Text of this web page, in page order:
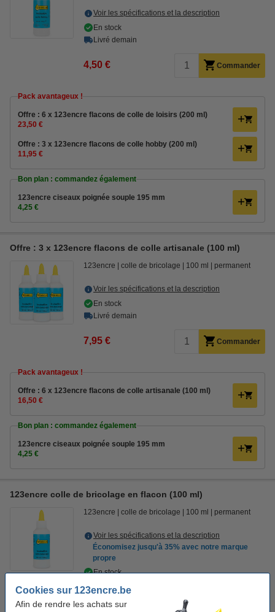
Cookies sur 123encre.be
Afin de rendre les achats sur
Voir les spécifications et la description
En stock
Livré demain
4,50 € Commander
Pack avantageux !
Offre : 6 x 123encre flacons de colle de loisirs (200 ml)
23,50 €
Offre : 3 x 123encre flacons de colle hobby (200 ml)
11,95 €
Bon plan : commandez également
123encre ciseaux poignée souple 195 mm
4,25 €
Offre : 3 x 123encre flacons de colle artisanale (100 ml)
123encre colle de bricolage 100 ml permanent
Voir les spécifications et la description
En stock
Livré demain
7,95 € Commander
Pack avantageux !
Offre : 6 x 123encre flacons de colle artisanale (100 ml)
16,50 €
Bon plan : commandez également
123encre ciseaux poignée souple 195 mm
4,25 €
123encre colle de bricolage en flacon (100 ml)
123encre colle de bricolage 100 ml permanent
Voir les spécifications et la description
Économisez jusqu'à 35% avec notre marque
propre
En stock
Livré demain
2,95 € Commander